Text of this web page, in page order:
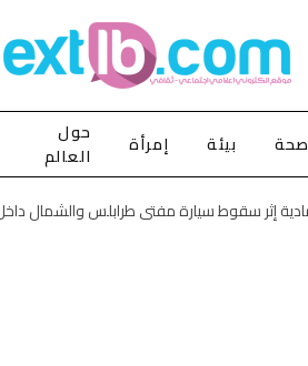
صحة بيئة إمرأة
حول
العالم